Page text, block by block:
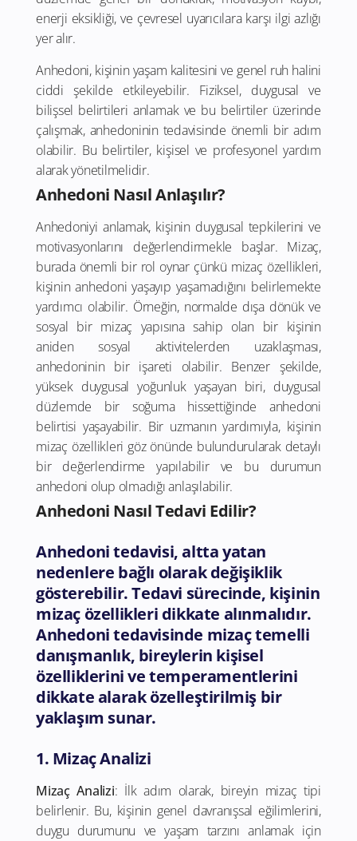
enerji eksikliği, ve çevresel uyarıcılara karşı ilgi azlığı
yer alır.
Anhedoni, kişinin yaşam kalitesini ve genel ruh halini
ciddi şekilde etkileyebilir. Fiziksel, duygusal ve
bilişsel belirtileri anlamak ve bu belirtiler üzerinde
çalışmak, anhedoninin tedavisinde önemli bir adım
olabilir. Bu belirtiler, kişisel ve profesyonel yardım
alarak yönetilmelidir.
Anhedoni Nasıl Anlaşılır?
Anhedoniyi anlamak, kişinin duygusal tepkilerini ve
motivasyonlarını değerlendirmekle başlar. Mizaç,
burada önemli bir rol oynar çünkü mizaç özellikleri,
kişinin anhedoni yaşayıp yaşamadığını belirlemekte
yardımcı olabilir. Örneğin, normalde dışa dönük ve
sosyal bir mizaç yapısına sahip olan bir kişinin
aniden sosyal aktivitelerden uzaklaşması,
anhedoninin bir işareti olabilir. Benzer şekilde,
yüksek duygusal yoğunluk yaşayan biri, duygusal
düzlemde bir soğuma hissettiğinde anhedoni
belirtisi yaşayabilir. Bir uzmanın yardımıyla, kişinin
mizaç özellikleri göz önünde bulundurularak detaylı
bir değerlendirme yapılabilir ve bu durumun
anhedoni olup olmadığı anlaşılabilir.
Anhedoni Nasıl Tedavi Edilir?
Anhedoni tedavisi, altta yatan
nedenlere bağlı olarak değişiklik
gösterebilir. Tedavi sürecinde, kişinin
mizaç özellikleri dikkate alınmalıdır.
Anhedoni tedavisinde mizaç temelli
danışmanlık, bireylerin kişisel
özelliklerini ve temperamentlerini
dikkate alarak özelleştirilmiş bir
yaklaşım sunar.
1. Mizaç Analizi
Mizaç Analizi: İlk adım olarak, bireyin mizaç tipi
belirlenir. Bu, kişinin genel davranışsal eğilimlerini,
duygu durumunu ve yaşam tarzını anlamak için